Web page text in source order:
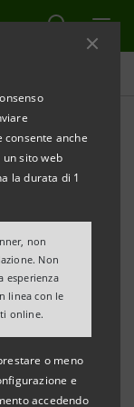
anche
sito web
la durata di 1
non
Non
esperienza
linea con le
online.
o meno
e
accedendo
DI EURO
FUTURO DI
della società
dei